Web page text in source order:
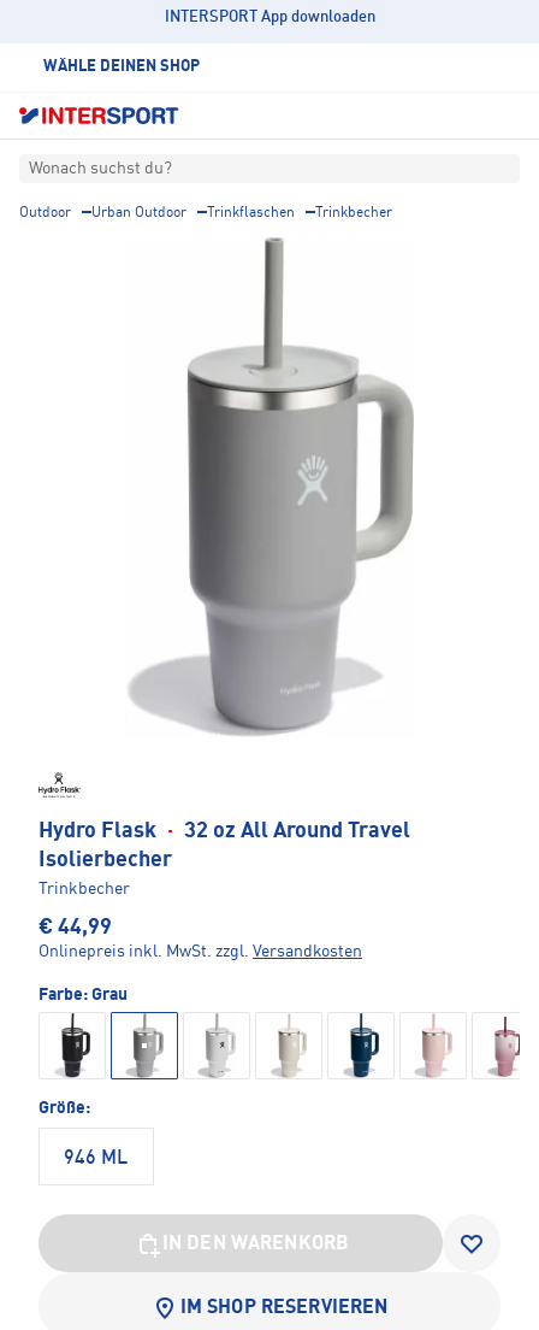
INTERSPORT App downloaden
WÄHLE DEINEN SHOP
Wonach suchst du?
Outdoor Urban Outdoor Trinkflaschen Trinkbecher
Hydro Flask · 32 oz All Around Travel
Isolierbecher
Trinkbecher
€ 44,99
Onlinepreis inkl. MwSt. zzgl. Versandkosten
Farbe: Grau
Größe:
946 ML
IN DEN WARENKORB
IM SHOP RESERVIEREN